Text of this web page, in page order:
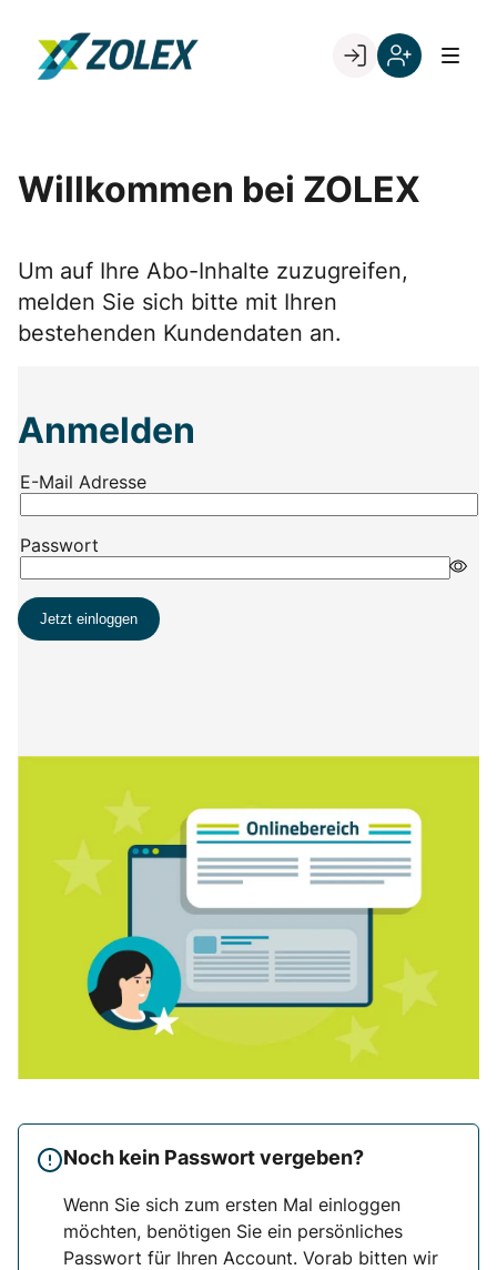
content
Go to landing page.
mit
Ihrer
Willkommen bei ZOLEX
Um auf Ihre Abo-Inhalte zuzugreifen,
melden Sie sich bitte mit Ihren
bestehenden Kundendaten an.
Anmelden
Noch kein Passwort vergeben?
Wenn Sie sich zum ersten Mal einloggen
möchten, benötigen Sie ein persönliches
Passwort für Ihren Account. Vorab bitten wir